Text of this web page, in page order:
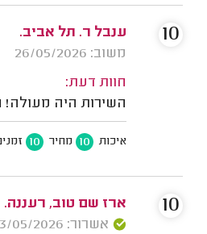
ענבל ר. תל אביב.
משוב: 26/05/2026
חוות דעת:
השירות היה מעולה!
איכות 10 מחיר 10
10
ארז שם טוב, רעננה.
אשרור: 03/05/2026
10